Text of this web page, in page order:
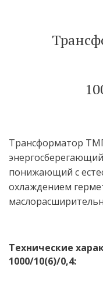
Трансформатор
понижающий с
охлаждением
Технические
1000/10(6)/0,4: